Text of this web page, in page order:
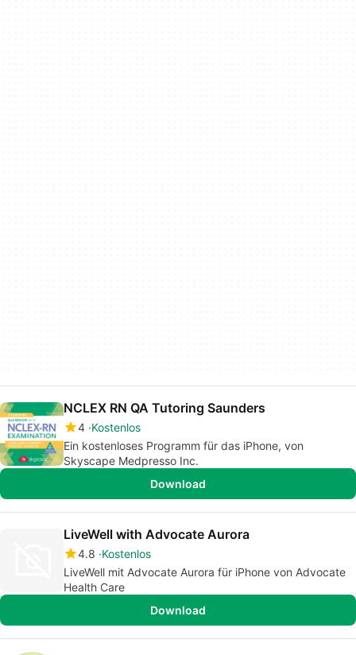
NCLEX RN QA Tutoring Saunders
4 Kostenlos
Ein kostenloses Programm für das iPhone, von
Skyscape Medpresso Inc.
Download
LiveWell with Advocate Aurora
4.8 Kostenlos
LiveWell mit Advocate Aurora für iPhone von Advocate
Health Care
Download